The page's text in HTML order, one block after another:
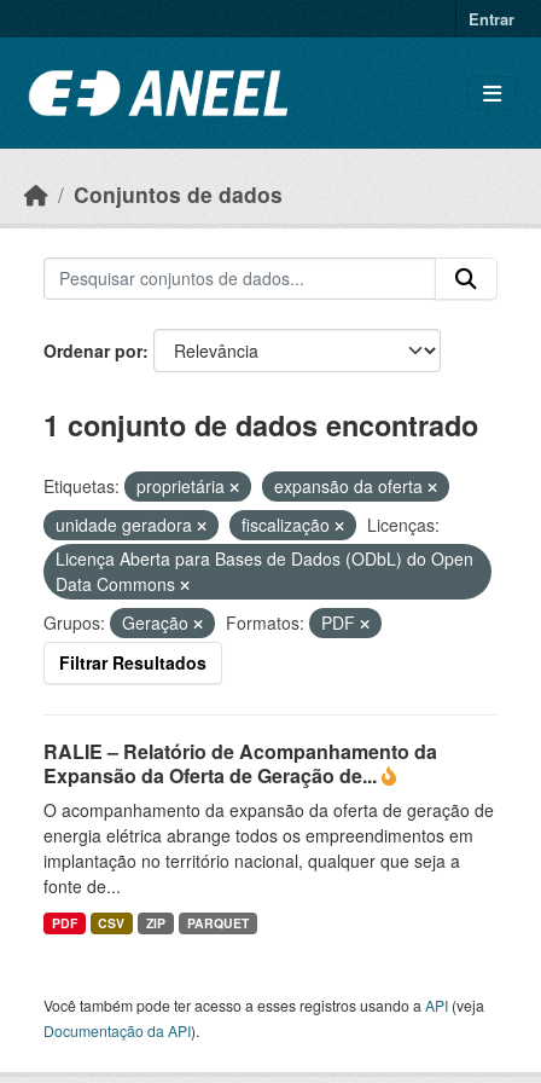
Entrar
Conjuntos de dados
Ordenar por
1 conjunto de dados encontrado
Etiquetas: proprietária
expansão da oferta
unidade geradora
fiscalização
Licenças:
Licença Aberta para Bases de Dados (ODbL) do Open
Data Commons
Grupos:
Geração Formatos:
PDF
Filtrar Resultados
RALIE – Relatório de Acompanhamento da
Expansão da Oferta de Geração de...
O acompanhamento da expansão da oferta de geração de
energia elétrica abrange todos os empreendimentos em
implantação no território nacional, qualquer que seja a
fonte de...
PDF CSV ZIP PARQUET
Você também pode ter acesso a esses registros usando a API (veja
Documentação da API).